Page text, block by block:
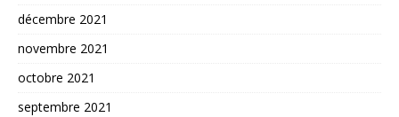
décembre 2021
novembre 2021
octobre 2021
septembre 2021